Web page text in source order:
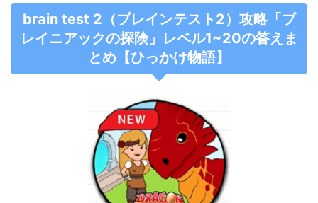
brain test 2（ブレインテスト2）攻略「ブ
レイニアックの探険」レベル1~20の答えま
とめ【ひっかけ物語】